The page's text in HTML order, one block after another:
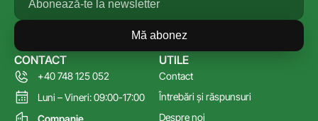
Mă abonez
UTILE
Contact
Întrebări și răspunsuri
Despre noi
CONTACT
+40 748 125 052
Luni – Vineri: 09:00-17:00
Companie